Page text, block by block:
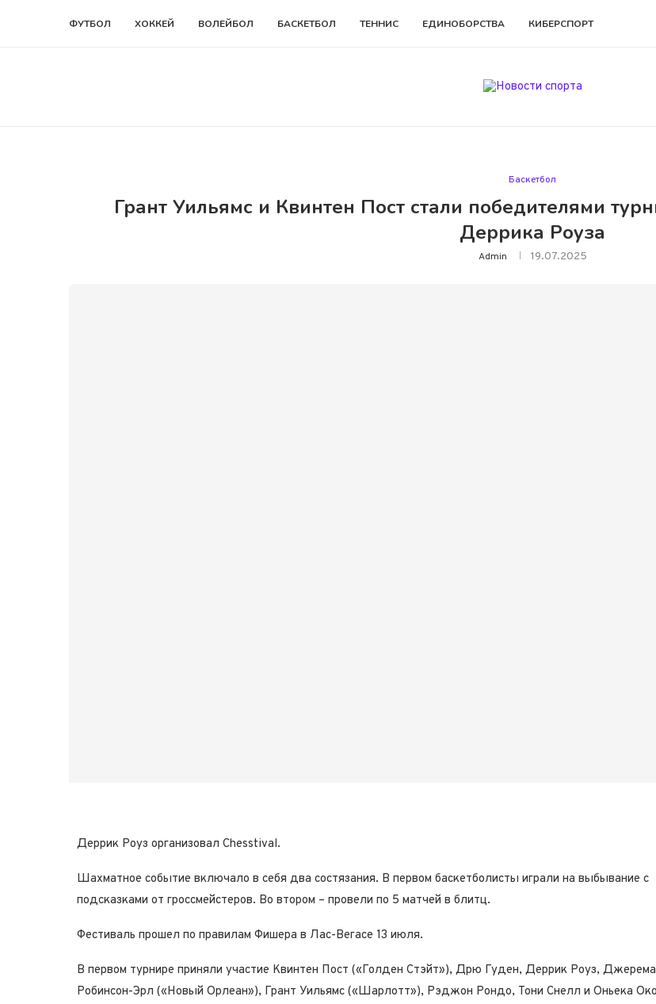
ФУТБОЛ ХОККЕЙ ВОЛЕЙБОЛ БАСКЕТБОЛ ТЕННИС ЕДИНОБОРСТВА КИБЕРСПОРТ
Баскетбол
Грант Уильямс и Квинтен Пост стали победителями
Деррика Роуза
Admin 19.07.2025
Деррик Роуз организовал Chesstival.
Шахматное событие включало в себя два состязания. В первом баскетболисты играли на выбывание с
подсказками от гроссмейстеров. Во втором – провели по 5 матчей в блитц.
Фестиваль прошел по правилам Фишера в Лас-Вегасе 13 июля.
В первом турнире приняли участие Квинтен Пост («Голден Стэйт»), Дрю Гуден, Деррик Роуз,
Робинсон-Эрл («Новый Орлеан»), Грант Уильямс («Шарлотт»), Рэджон Рондо, Тони Снелл и Оньека